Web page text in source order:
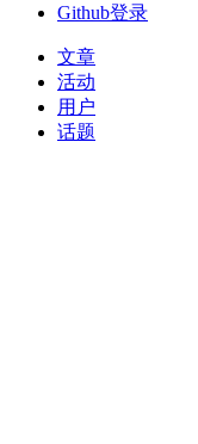
Github登录
文章
活动
用户
话题